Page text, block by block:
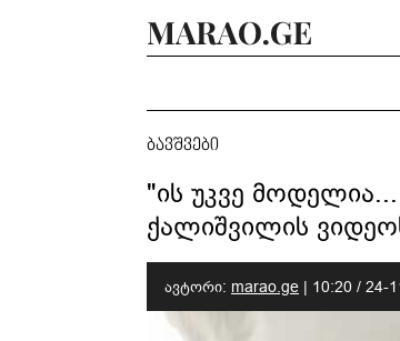
ბავშვები
"ის უკვე
ქალიშვილის
ავტორი: marao.ge | 10:20 / 24-